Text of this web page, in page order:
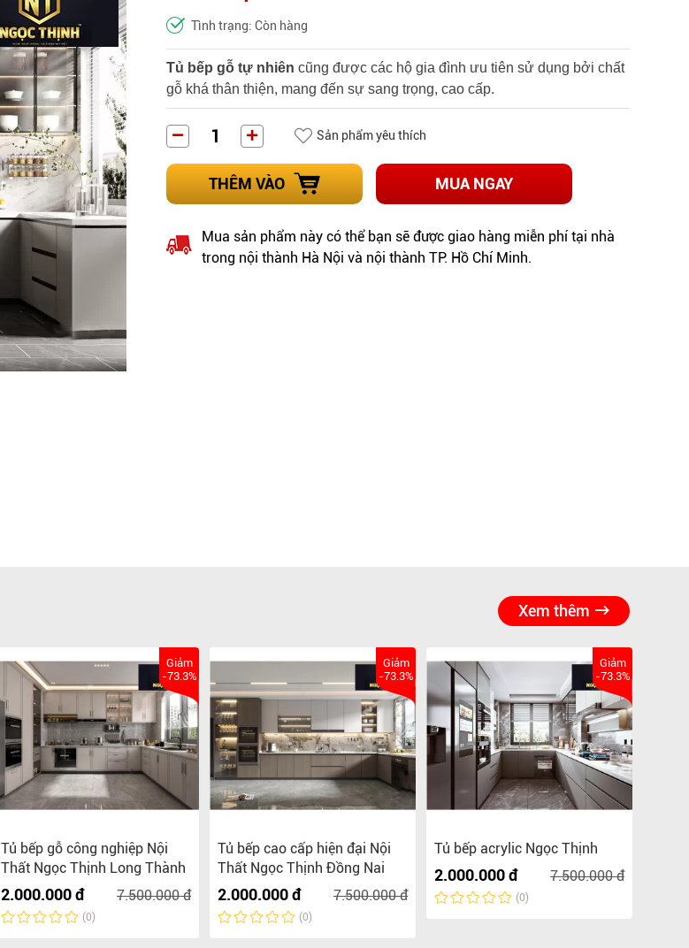
Tình trạng: Còn hàng
Tủ bếp gỗ tự nhiên cũng được các hộ gia đình ưu tiên sử dụng bởi chất
gỗ khá thân thiện, mang đến sự sang trọng, cao cấp.
Sản phẩm yêu thích
THÊM VÀO MUA NGAY
Mua sản phẩm này có thể bạn sẽ được giao hàng miễn phí tại nhà
trong nội thành Hà Nội và nội thành TP. Hồ Chí Minh.
Xem thêm
Giảm
-73.3%
Tủ bếp gỗ công nghiệp Nội
Thất Ngọc Thịnh Long Thành
2.000.000 đ 7.500.000 đ
(0)
Giảm
-73.3%
Tủ bếp cao cấp hiện đại Nội
Thất Ngọc Thịnh Đồng Nai
2.000.000 đ 7.500.000 đ
(0)
Giảm
-73.3%
Tủ bếp acrylic Ngọc Thịnh
2.000.000 đ 7.500.000 đ
(0)